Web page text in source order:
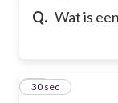
Q. Wat is
13
30 sec